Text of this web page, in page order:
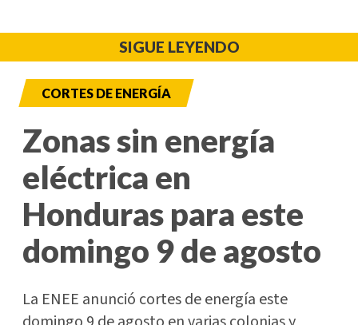
SIGUE LEYENDO
CORTES DE ENERGÍA
Zonas sin energía
eléctrica en
Honduras para este
domingo 9 de agosto
La ENEE anunció cortes de energía este